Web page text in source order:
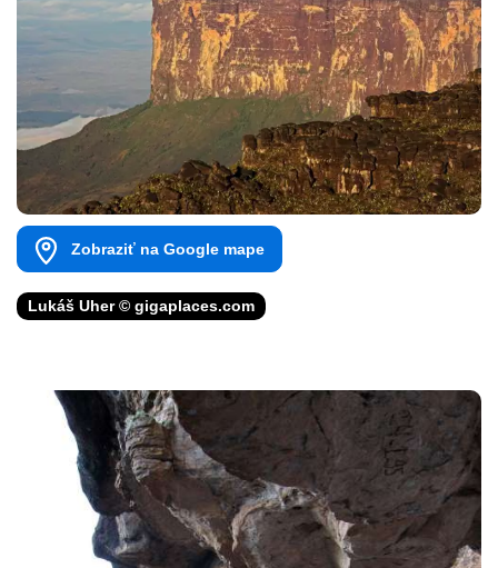
Zobraziť na Google mape
Lukáš Uher © gigaplaces.com